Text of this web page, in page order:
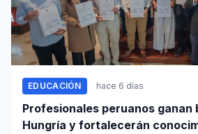
EDUCACIÓN hace 6 días
Profesionales peruanos ganan
Hungría y fortalecerán